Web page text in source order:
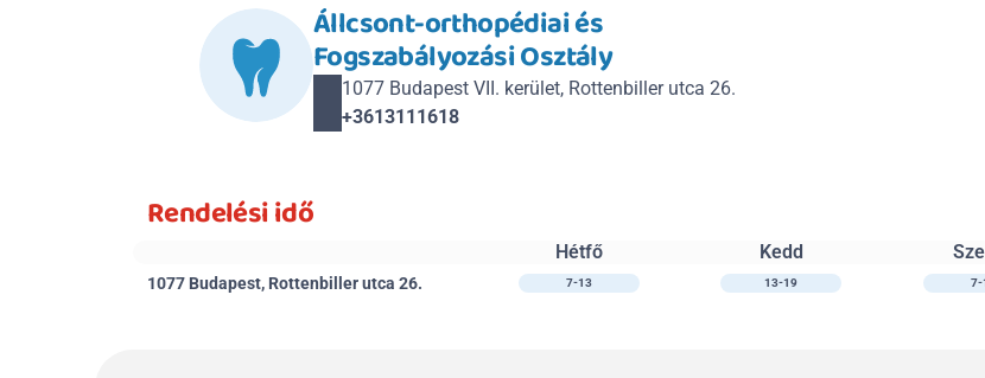
Állcsont-orthopédiai és
Fogszabályozási Osztály
1077 Budapest VII. kerület, Rottenbiller utca 26.
+3613111618
Rendelési idő
Hétfő Kedd
1077 Budapest, Rottenbiller utca 26. 7-13 13-19 7-